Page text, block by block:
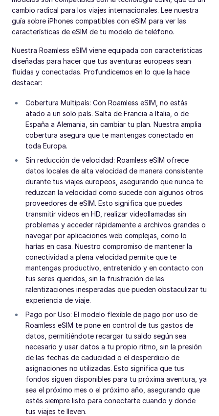
cambio radical para los viajes internacionales. Lee nuestra
guía sobre iPhones compatibles con eSIM para ver las
características de eSIM de tu modelo de teléfono.
Nuestra Roamless eSIM viene equipada con características
diseñadas para hacer que tus aventuras europeas sean
fluidas y conectadas. Profundicemos en lo que la hace
destacar:
Cobertura Multipaís: Con Roamless eSIM, no estás
atado a un solo país. Salta de Francia a Italia, o de
España a Alemania, sin cambiar tu plan. Nuestra amplia
cobertura asegura que te mantengas conectado en
toda Europa.
Sin reducción de velocidad: Roamless eSIM ofrece
datos locales de alta velocidad de manera consistente
durante tus viajes europeos, asegurando que nunca te
reduzcan la velocidad como sucede con algunos otros
proveedores de eSIM. Esto significa que puedes
transmitir videos en HD, realizar videollamadas sin
problemas y acceder rápidamente a archivos grandes o
navegar por aplicaciones web complejas, como lo
harías en casa. Nuestro compromiso de mantener la
conectividad a plena velocidad permite que te
mantengas productivo, entretenido y en contacto con
tus seres queridos, sin la frustración de las
ralentizaciones inesperadas que pueden obstaculizar tu
experiencia de viaje.
Pago por Uso: El modelo flexible de pago por uso de
Roamless eSIM te pone en control de tus gastos de
datos, permitiéndote recargar tu saldo según sea
necesario y usar datos a tu propio ritmo, sin la presión
de las fechas de caducidad o el desperdicio de
asignaciones no utilizadas. Esto significa que tus
fondos siguen disponibles para tu próxima aventura, ya
sea el próximo mes o el próximo año, asegurando que
estés siempre listo para conectarte cuando y donde
tus viajes te lleven.